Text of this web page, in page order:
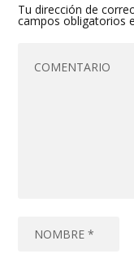
Tu dirección de
campos obligatorios